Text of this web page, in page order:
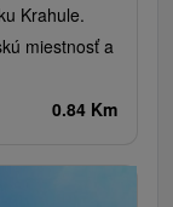
Krahule.
miestnosť a
0.84 Km